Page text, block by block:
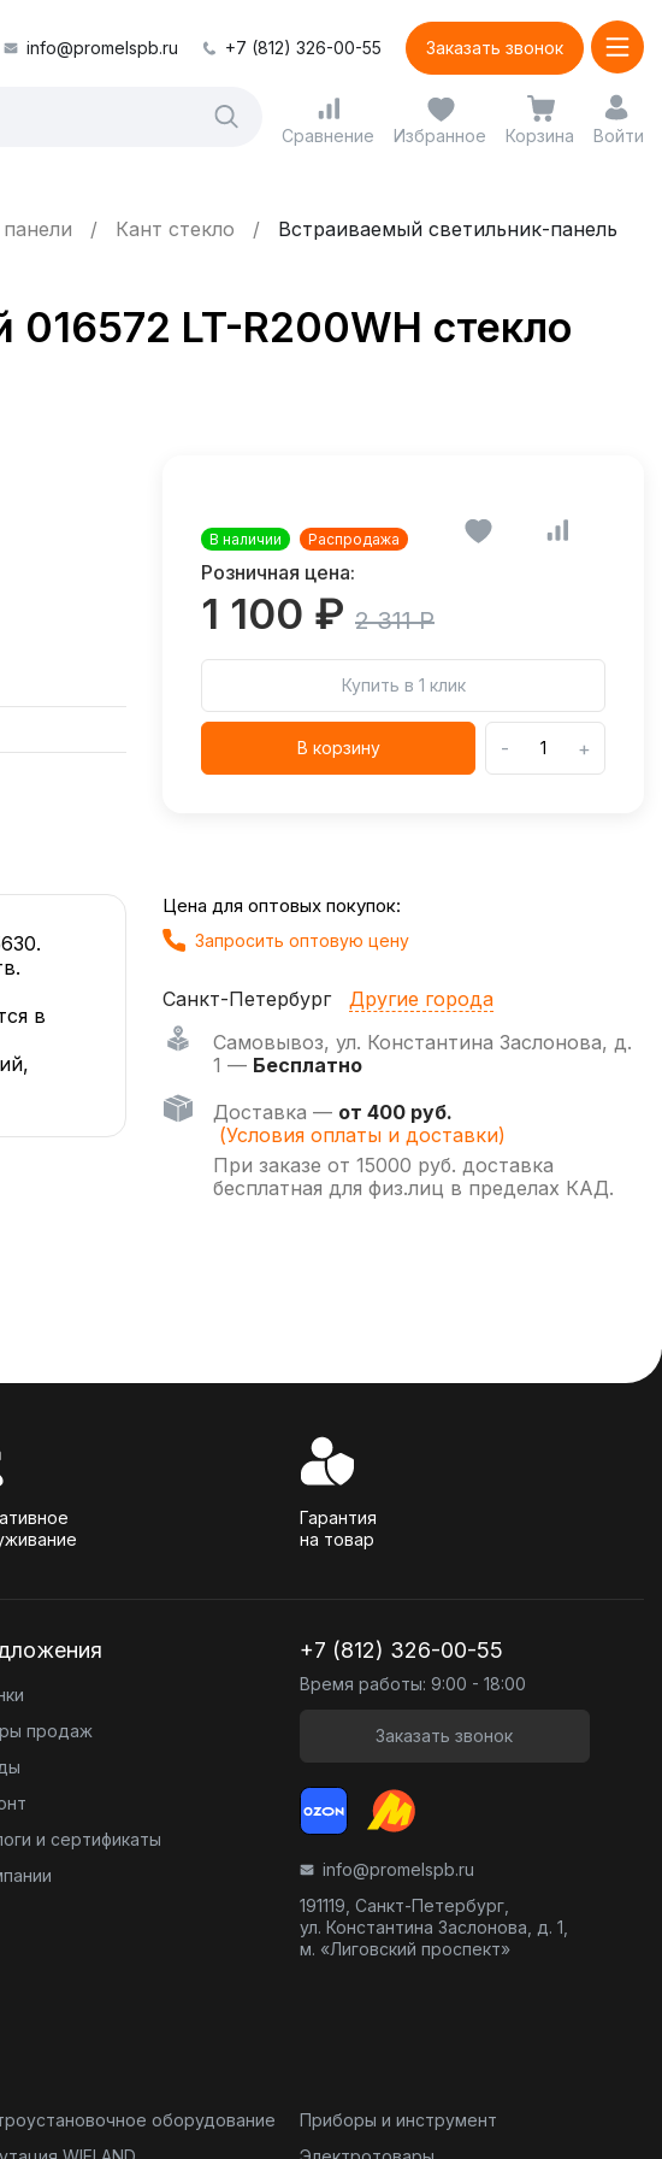
info@promelspb.ru +7 (812) 326-00-55 Заказать звонок
Сравнение Избранное Корзина Войти
Кант стекло
Встраиваемый светильник-панель
LT-R200WH стекло
В наличии Распродажа
Розничная цена:
1 100 ₽ 2 311 Р
Купить в 1 клик
В корзину - +
в
Цена для оптовых покупок:
Запросить оптовую цену
Санкт-Петербург
Другие города
Самовывоз, ул. Константина Заслонова, д.
1 — Бесплатно
Доставка — от 400 руб.
(Условия оплаты и доставки)
При заказе от 15000 руб. доставка
бесплатная для физ.лиц в пределах КАД.
Гарантия
на товар
продаж
и сертификаты
+7 (812) 326-00-55
Время работы: 9:00 - 18:00
Заказать звонок
info@promelspb.ru
191119, Санкт-Петербург,
ул. Константина Заслонова, д. 1,
м. «Лиговский проспект»
оборудование
Приборы и инструмент